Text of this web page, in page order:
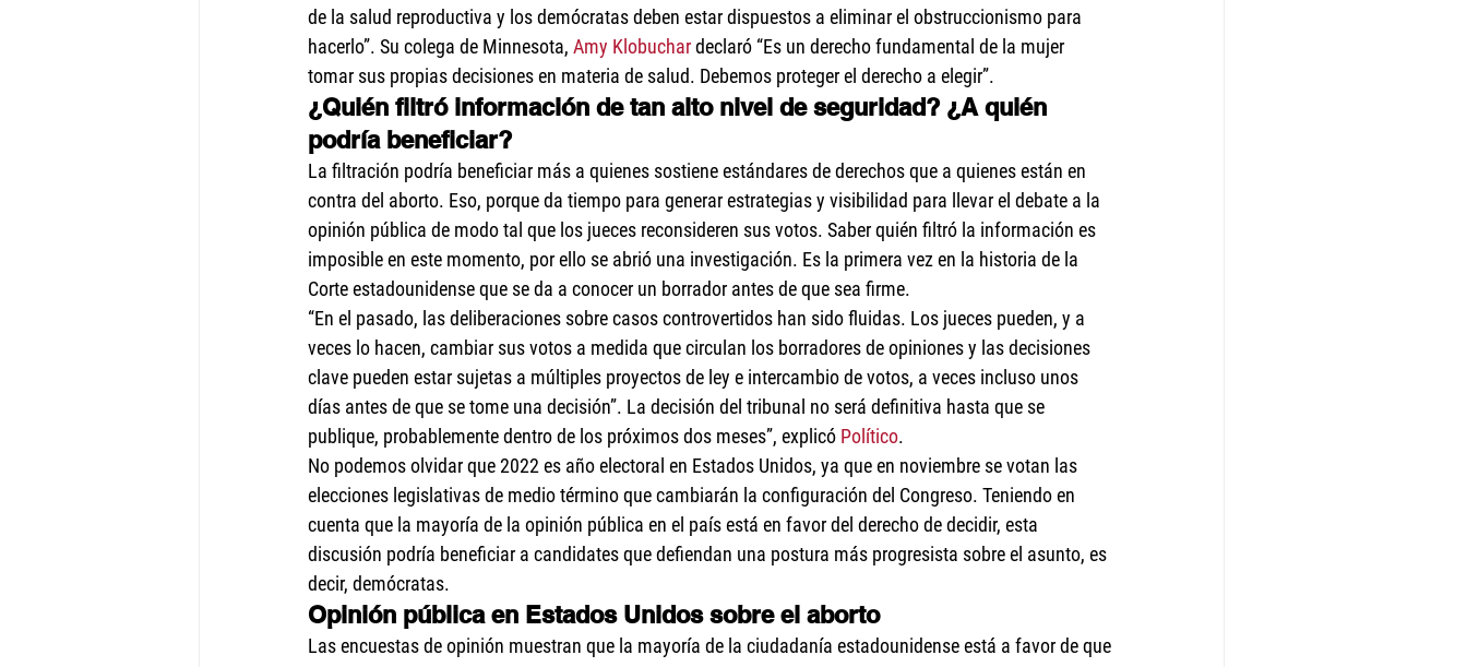
de la salud reproductiva y los demócratas deben estar dispuestos a eliminar el obstruccionismo para
hacerlo”. Su colega de Minnesota, Amy Klobuchar declaró “Es un derecho fundamental de la mujer
tomar sus propias decisiones en materia de salud. Debemos proteger el derecho a elegir”.
¿Quién filtró información de tan alto nivel de seguridad? ¿A quién
podría beneficiar?
La filtración podría beneficiar más a quienes sostiene estándares de derechos que a quienes están en
contra del aborto. Eso, porque da tiempo para generar estrategias y visibilidad para llevar el debate a la
opinión pública de modo tal que los jueces reconsideren sus votos. Saber quién filtró la información es
imposible en este momento, por ello se abrió una investigación. Es la primera vez en la historia de la
Corte estadounidense que se da a conocer un borrador antes de que sea firme.
“En el pasado, las deliberaciones sobre casos controvertidos han sido fluidas. Los jueces pueden, y a
veces lo hacen, cambiar sus votos a medida que circulan los borradores de opiniones y las decisiones
clave pueden estar sujetas a múltiples proyectos de ley e intercambio de votos, a veces incluso unos
días antes de que se tome una decisión”. La decisión del tribunal no será definitiva hasta que se
publique, probablemente dentro de los próximos dos meses”, explicó Político.
No podemos olvidar que 2022 es año electoral en Estados Unidos, ya que en noviembre se votan las
elecciones legislativas de medio término que cambiarán la configuración del Congreso. Teniendo en
cuenta que la mayoría de la opinión pública en el país está en favor del derecho de decidir, esta
discusión podría beneficiar a candidates que defiendan una postura más progresista sobre el asunto, es
decir, demócratas.
Opinión pública en Estados Unidos sobre el aborto
Las encuestas de opinión muestran que la mayoría de la ciudadanía estadounidense está a favor de que